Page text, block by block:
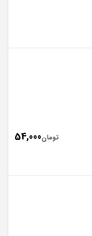
تومان54,000